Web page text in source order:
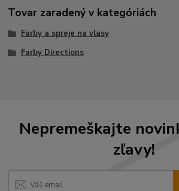
Tovar zaradený v kategóriách
Farby a spreje na vlasy
Farby Directions
Nepremeškajte
zľavy!